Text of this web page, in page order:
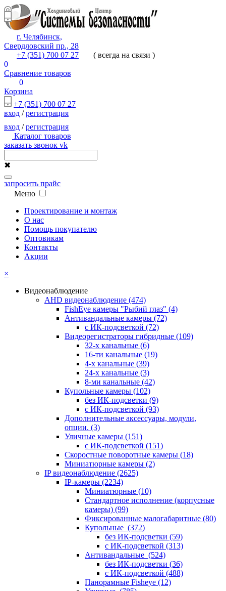
г. Челябинск,
Свердловский пр., 28
+7 (351) 700 07 27
( всегда на связи )
0
Сравнение товаров
0
Корзина
+7 (351) 700 07 27
вход /регистрация
вход /регистрация
Каталог товаров
заказать звонок vk
✖
запросить прайс
Меню
Проектирование и монтаж
О нас
Помощь покупателю
Оптовикам
Контакты
Акции
×
Видеонаблюдение
AHD видеонаблюдение (474)
FishEye камеры "Рыбий глаз" (4)
Антивандальные камеры (72)
с ИК-подсветкой (72)
Видеорегистраторы гибридные (109)
32-х канальные (6)
16-ти канальные (19)
4-х канальные (39)
24-х канальные (3)
8-ми канальные (42)
Купольные камеры (102)
без ИК-подсветки (9)
с ИК-подсветкой (93)
Дополнительные аксессуары, модули,
опции. (3)
Уличные камеры (151)
с ИК-подсветкой (151)
Скоростные поворотные камеры (18)
Миниатюрные камеры (2)
IP видеонаблюдение (2625)
IP-камеры (2234)
Миниатюрные (10)
Стандартное исполнение (корпусные
камеры) (99)
Фиксированные малогабаритные (80)
Купольные (372)
без ИК-подсветки (59)
с ИК-подсветкой (313)
Антивандальные (524)
без ИК-подсветки (36)
с ИК-подсветкой (488)
Панорамные Fisheye (12)